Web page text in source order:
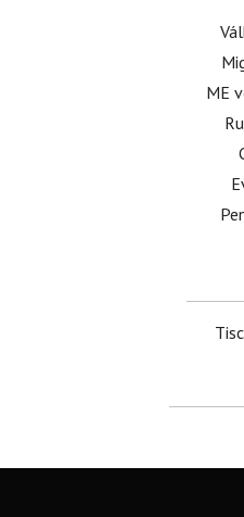
ME